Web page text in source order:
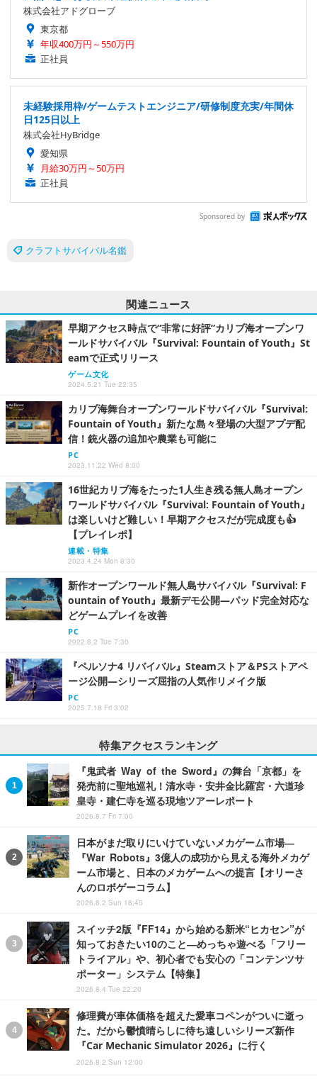
株式会社アドグローブ
東京都
年収400万円～550万円
正社員
未経験採用枠/ゲームテストエンジニア/研修制度充実/年間休
日125日以上
株式会社HyBridge
愛知県
月給30万円～50万円
正社員
Sponsored by
クラフトサバイバル名鑑
関連ニュース
早期アクセス時点で“非常に好評”カリブ海オープンワ
ールドサバイバル『Survival: Fountain of Youth』St
eamで正式リリース
ゲーム文化
2024.5.21 Tue 22:35
カリブ海舞台オープンワールドサバイバル『Survival:
Fountain of Youth』新たな島々登場の大型アプデ配
信！銃火器の追加や農業も可能に
PC
2023.11.22 Wed 8:00
16世紀カリブ海をたった1人生き残る無人島オープン
ワールドサバイバル『Survival: Fountain of Youth』
は楽しいけど難しい！早期アクセスだが完成度も👍
【プレイレポ】
連載・特集
2023.4.24 Mon 8:30
新作オープンワールド無人島サバイバル『Survival: F
ountain of Youth』最新デモ公開―パッド完全対応な
どゲームプレイを改善
PC
2022.8.2 Tue 7:30
『ペルソナ4 リバイバル』Steamストア＆PSストアペ
ージ公開―シリーズ屈指の人気作リメイク版
PC
2025.7.18 Fri 3:02
特集アクセスランキング
『鬼武者 Way of the Sword』の舞台「京都」を
発売前に聖地巡礼！清水寺・安井金比羅宮・六道珍
皇寺・建仁寺を巡る現地ツアーレポート
2026.8.7 Fri 7:00
日本がまだ取りにいけていないメカゲーム市場―
『War Robots』3億人の成功から見える海外メカゲ
ーム市場と、日本のメカゲームへの提言【オリーさ
んのロボゲーコラム】
2026.8.2 Sun 18:45
スイッチ2版『FF14』から始める新米“ヒカセン”が
知っておきたい10のこと―めっちゃ遊べる「フリー
トライアル」や、初心者でも安心の「コンテンツサ
ポーター」システム【特集】
2026.8.4 Tue 22:20
修理費が車体価格を超えた愛車コペンがついに逝っ
た。だから鬱憤晴らしに待ち遠しいシリーズ新作
『Car Mechanic Simulator 2026』に行く
2026.8.2 Sun 12:00